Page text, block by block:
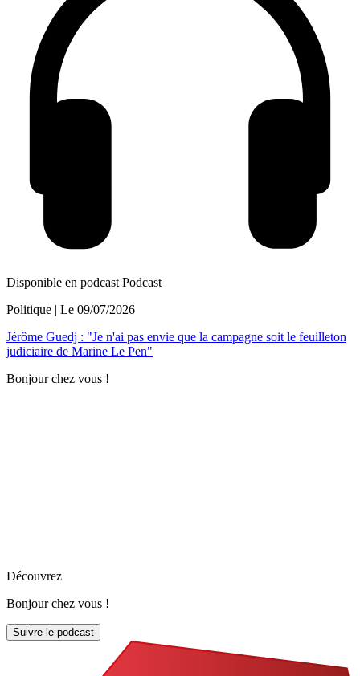
Disponible en podcast Podcast
Politique | Le 09/07/2026
Jérôme Guedj : "Je n'ai pas envie que la campagne soit le feuilleton
judiciaire de Marine Le Pen"
Bonjour chez vous !
Découvrez
Bonjour chez vous !
Suivre le podcast